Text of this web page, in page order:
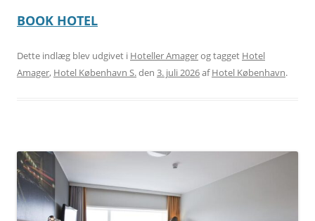
BOOK HOTEL
Dette indlæg blev udgivet i Hoteller Amagerog tagget Hotel
Amager, Hotel København S.den 3. juli 2026afHotel København.